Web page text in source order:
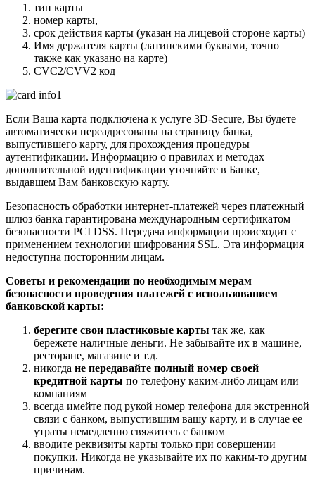
тип карты
номер карты,
срок действия карты (указан на лицевой стороне карты)
Имя держателя карты (латинскими буквами, точно
также как указано на карте)
CVC2/CVV2 код
Если Ваша карта подключена к услуге 3D-Secure, Вы будете
автоматически переадресованы на страницу банка,
выпустившего карту, для прохождения процедуры
аутентификации. Информацию о правилах и методах
дополнительной идентификации уточняйте в Банке,
выдавшем Вам банковскую карту.
Безопасность обработки интернет-платежей через платежный
шлюз банка гарантирована международным сертификатом
безопасности PCI DSS. Передача информации происходит с
применением технологии шифрования SSL. Эта информация
недоступна посторонним лицам.
Советы и рекомендации по необходимым мерам
безопасности проведения платежей с использованием
банковской карты:
берегите свои пластиковые карты так же, как
бережете наличные деньги. Не забывайте их в машине,
ресторане, магазине и т.д.
никогда не передавайте полный номер своей
кредитной карты по телефону каким-либо лицам или
компаниям
всегда имейте под рукой номер телефона для экстренной
связи с банком, выпустившим вашу карту, и в случае ее
утраты немедленно свяжитесь с банком
вводите реквизиты карты только при совершении
покупки. Никогда не указывайте их по каким-то другим
причинам.